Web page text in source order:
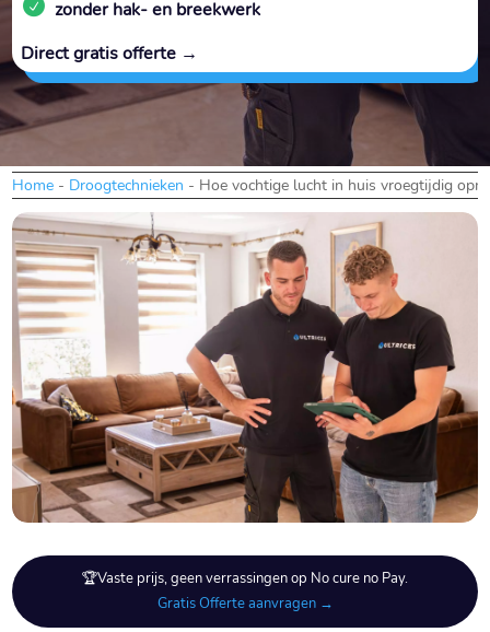
zonder hak- en breekwerk
Direct gratis offerte →
Home - Droogtechnieken - Hoe vochtige lucht in huis vroegtijdig
🏆Vaste prijs, geen verrassingen op No cure no Pay.
Gratis Offerte aanvragen →